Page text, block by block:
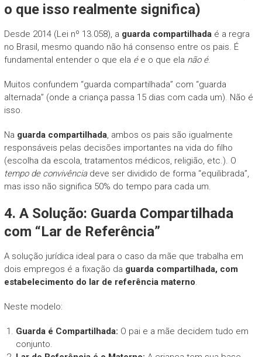
o que isso realmente significa)
Desde 2014 (Lei nº 13.058), a guarda compartilhadaé a regra
no Brasil, mesmo quando não há consenso entre os pais. É
fundamental entender o que ela ée o que ela não é.
Muitos confundem “guarda compartilhada” com “guarda
alternada” (onde a criança passa 15 dias com cada um). Não é
isso.
Na guarda compartilhada, ambos os pais são igualmente
responsáveis pelas decisões importantes na vida do filho
(escolha da escola, tratamentos médicos, religião, etc.). O
tempo de convivênciadeve ser dividido de forma “equilibrada”,
mas isso não significa 50% do tempo para cada um.
4. A Solução: Guarda Compartilhada
com “Lar de Referência”
A solução jurídica ideal para o caso da mãe que trabalha em
dois empregos é a fixação da guarda compartilhada, com
estabelecimento do lar de referência materno.
Neste modelo:
Guarda é Compartilhada: O pai e a mãe decidem tudo em
conjunto.